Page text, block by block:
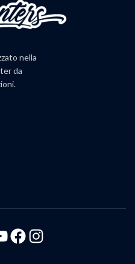
nella
da
Facebook
Instagram